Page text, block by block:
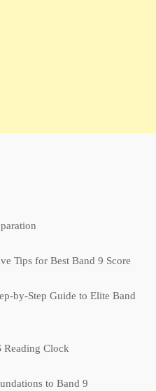
Tips for Best Band 9 Score
by-Step Guide to Elite Band
Reading Clock
to Band 9